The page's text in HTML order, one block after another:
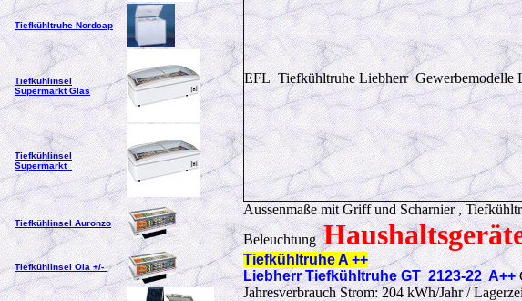
Tiefkühltruhe Nordcap
Tiefkühlinsel
Supermarkt Glas
Tiefkühlinsel
Supermarkt
Tiefkühlinsel Auronzo
Tiefkühlinsel Ola +/-
EFL Tiefkühltruhe Liebherr Gewerbemodelle
Aussenmaße mit Griff und Scharnier ,
Beleuchtung
Tiefkühltruhe A ++
Liebherr TiefkühltruheGT 2123-22 A++
Jahresverbrauch Strom: 204 kWh/Jahr /